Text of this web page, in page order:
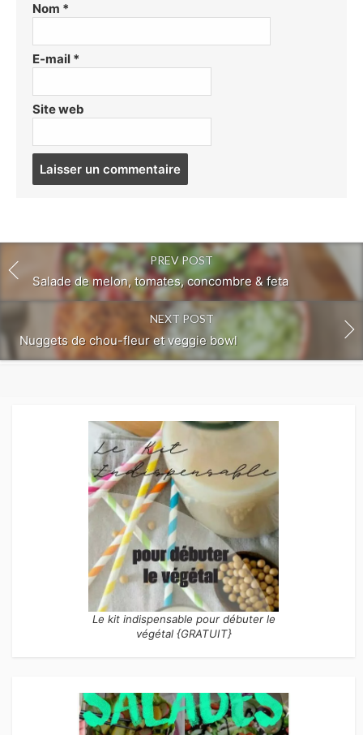
Nom *
E-mail *
Site web
PREV POST
Salade de melon, tomates, concombre & feta
NEXT POST
Nuggets de chou-fleur et veggie bowl
Le kit indispensable pour débuter le
végétal {GRATUIT}